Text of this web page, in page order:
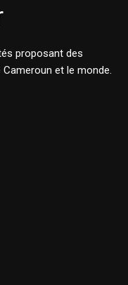
proposant des
et le monde.